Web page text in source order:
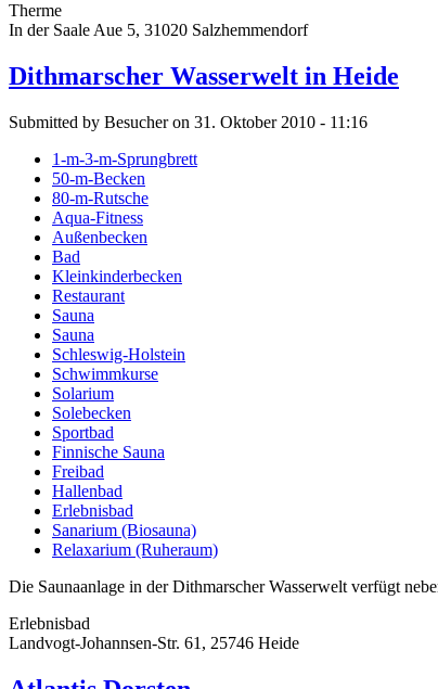
Therme
In der Saale Aue 5, 31020 Salzhemmendorf
Dithmarscher Wasserwelt in Heide
Submitted by Besucher on 31. Oktober 2010 - 11:16
1-m-3-m-Sprungbrett
50-m-Becken
80-m-Rutsche
Aqua-Fitness
Außenbecken
Bad
Kleinkinderbecken
Restaurant
Sauna
Sauna
Schleswig-Holstein
Schwimmkurse
Solarium
Solebecken
Sportbad
Finnische Sauna
Freibad
Hallenbad
Erlebnisbad
Sanarium (Biosauna)
Relaxarium (Ruheraum)
Die Saunaanlage in der Dithmarscher Wasserwelt verfügt
Erlebnisbad
Landvogt-Johannsen-Str. 61, 25746 Heide